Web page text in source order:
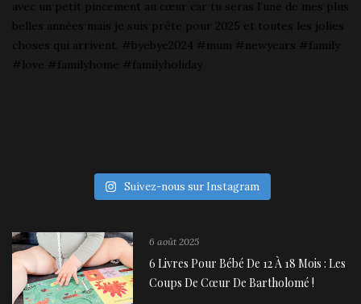
Suivez-nous sur Instagram
6 août 2025
6 Livres Pour Bébé De 12 À 18 Mois : Les
Coups De Cœur De Bartholomé !